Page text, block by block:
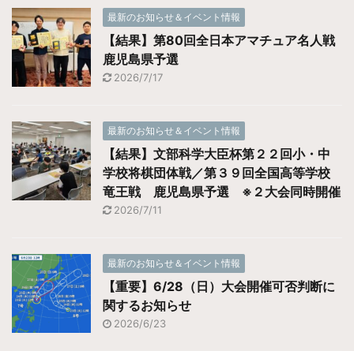
最新のお知らせ＆イベント情報
【結果】第80回全日本アマチュア名人戦
鹿児島県予選
2026/7/17
最新のお知らせ＆イベント情報
【結果】文部科学大臣杯第２２回小・中
学校将棋団体戦／第３９回全国高等学校
竜王戦 鹿児島県予選 ※２大会同時開催
2026/7/11
最新のお知らせ＆イベント情報
【重要】6/28（日）大会開催可否判断に
関するお知らせ
2026/6/23